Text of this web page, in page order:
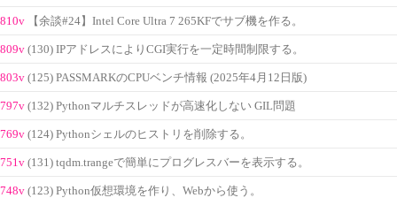
810v 【余談#24】Intel Core Ultra 7 265KFでサブ機を作る。
809v (130) IPアドレスによりCGI実行を一定時間制限する。
803v (125) PASSMARKのCPUベンチ情報 (2025年4月12日版)
797v (132) Pythonマルチスレッドが高速化しない GIL問題
769v (124) Pythonシェルのヒストリを削除する。
751v (131) tqdm.trangeで簡単にプログレスバーを表示する。
748v (123) Python仮想環境を作り、Webから使う。